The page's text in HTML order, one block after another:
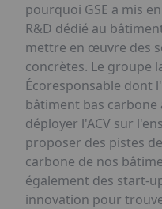
pourquoi GSE a mis
R&D dédié au
mettre en œuvre des
concrètes. Le groupe
Écoresponsable dont
bâtiment bas
déployer l'ACV sur
proposer des pistes
carbone de nos
également des start-
innovation pour